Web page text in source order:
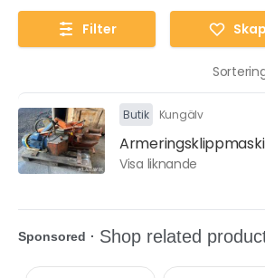
Filter
Butik Kungälv
Visa liknande